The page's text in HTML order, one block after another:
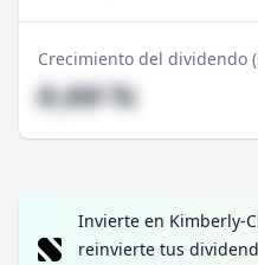
Crecimiento del dividendo
#,## %
Invierte en Kimberly-
reinvierte tus